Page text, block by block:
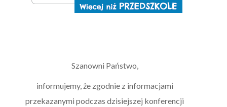
Szanowni Państwo,
informujemy, że zgodnie z informacjami
przekazanymi podczas dzisiejszej konferencji